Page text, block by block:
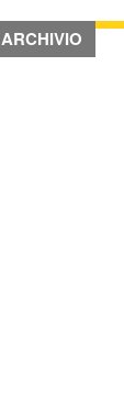
ARCHIVIO